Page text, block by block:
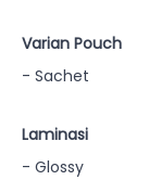
Varian Pouch
- Sachet
Laminasi
- Glossy